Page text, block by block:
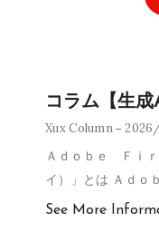
コラム【生成
Xux Column
Ａｄｏｂｅ Ｆｉ
イ）」とは Ａｄｏ
See More